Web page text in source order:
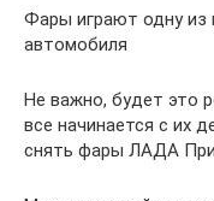
Фары играют одну из
автомобиля
Не важно, будет это
все начинается с их
снять фары ЛАДА